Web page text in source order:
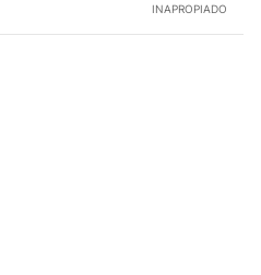
INAPROPIADO